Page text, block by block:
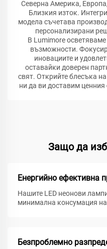
Северна Америка,
Близкия изток.
модела съчетава
персонализирани
В Lumimore
възможности.
иновациите и
оставайки доверен
свят. Открийте блесъка
ни да ви доставим
Защо да
Енергийно ефективна
Нашите LED неонови
минимална консумация на
Безпроблемно